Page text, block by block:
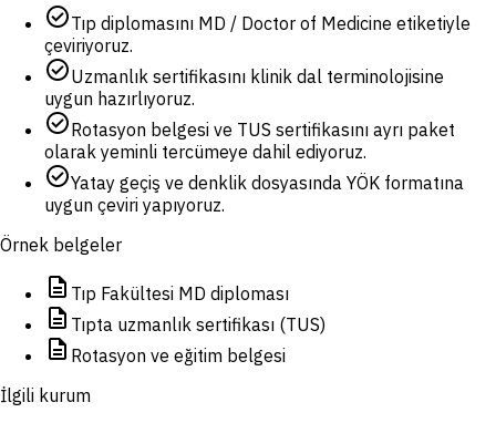
check_circleTıp diplomasını MD / Doctor of Medicine etiketiyle
çeviriyoruz.
check_circleUzmanlık sertifikasını klinik dal terminolojisine
uygun hazırlıyoruz.
check_circleRotasyon belgesi ve TUS sertifikasını ayrı paket
olarak yeminli tercümeye dahil ediyoruz.
check_circleYatay geçiş ve denklik dosyasında YÖK formatına
uygun çeviri yapıyoruz.
Örnek belgeler
description Tıp Fakültesi MD diploması
description Tıpta uzmanlık sertifikası (TUS)
description Rotasyon ve eğitim belgesi
İlgili kurum